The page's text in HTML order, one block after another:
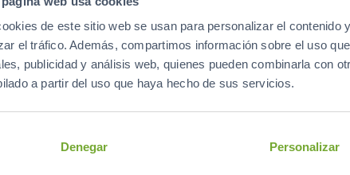
de este sitio web se usan para personalizar el
el tráfico. Además, compartimos información sobre el uso
publicidad y análisis web, quienes pueden combinarla con
a partir del uso que haya hecho de sus servicios.
Denegar Personalizar
por la limpieza elevado. En la actualidad, la mayoría de talleres
sequema directamente la carbonilla en el interiordel
de ser un proceso más sencillo y menos costoso, no es agresivo
Se inyecta hidrógeno y oxígeno en el interior del circuito de
todos los residuos sólidos. Estos depósitos saldrán en
precio suele oscilar entre los 40 y los 100 euros.
más sacar tu vehículo del taller. El motor limpio tendrá más
su consumo y las emisiones.
que la carbonilla vuelve a